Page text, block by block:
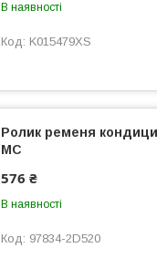
В наявності
K015479XS
Ролик ременя
МС
576 ₴
В наявності
97834-2D520